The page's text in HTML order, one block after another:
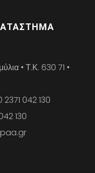
• Τ.Κ. 630 71 •
2371 042 130
130